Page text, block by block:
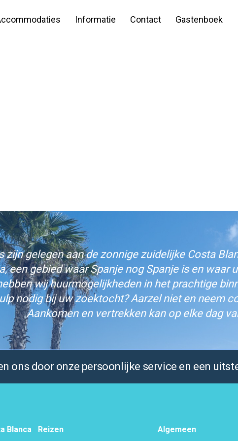
Informatie Contact Gastenboek
gelegen aan de zonnige zuidelijke Costa
een gebied waar Spanje nog Spanje is en
wij huurmogelijkheden in het prachtige
nodig bij uw zoektocht? Aarzel niet en neem
Aankomen en vertrekken kan op elke dag
ons door onze persoonlijke service en een
Blanca Reizen Algemeen